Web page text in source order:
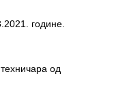
године.
од